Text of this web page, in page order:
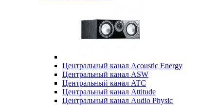
Центральный канал Acoustic Energy
Центральный канал ASW
Центральный канал ATC
Центральный канал Attitude
Центральный канал Audio Physic